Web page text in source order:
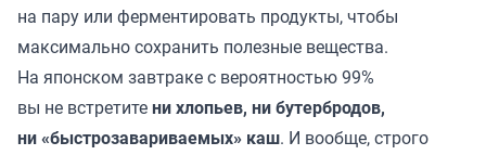
на пару или ферментировать продукты, чтобы
максимально сохранить полезные вещества.
На японском завтраке с вероятностью 99%
вы не встретитени хлопьев, ни бутербродов,
ни «быстрозавариваемых» каш. И вообще, строго